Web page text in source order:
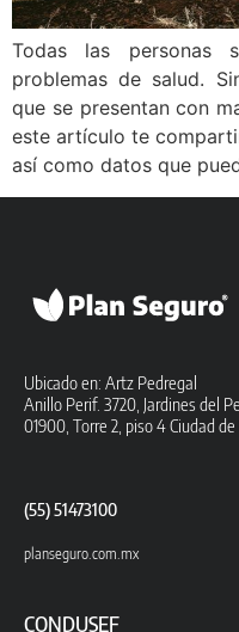
Todas las personas
problemas de salud.
que se presentan con
este artículo te
así como datos que
Ubicado en: Artz Pedregal
Anillo Perif. 3720, Jardines del
01900, Torre 2, piso 4 Ciudad
(55) 51473100
planseguro.com.mx
CONDUSEF